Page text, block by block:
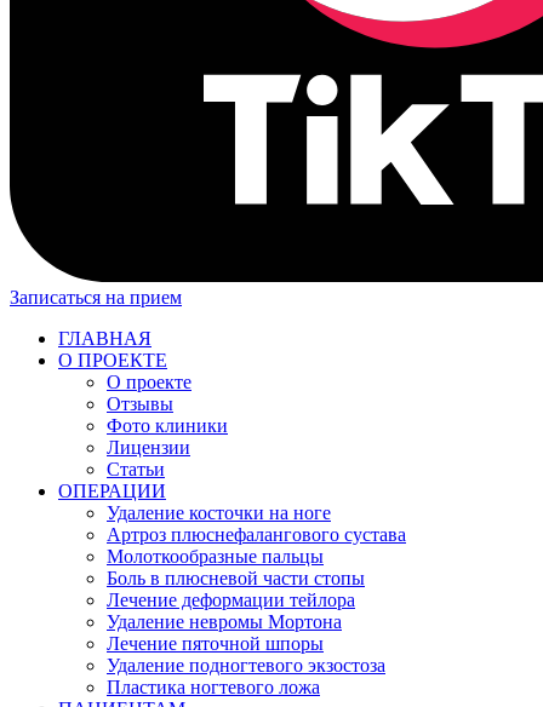
Записаться на прием
ГЛАВНАЯ
О ПРОЕКТЕ
О проекте
Отзывы
Фото клиники
Лицензии
Статьи
ОПЕРАЦИИ
Удаление косточки на ноге
Артроз плюснефалангового сустава
Молоткообразные пальцы
Боль в плюсневой части стопы
Лечение деформации тейлора
Удаление невромы Мортона
Лечение пяточной шпоры
Удаление подногтевого экзостоза
Пластика ногтевого ложа